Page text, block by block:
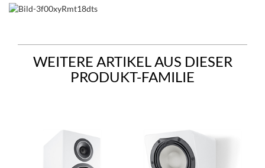
WEITERE ARTIKEL AUS DIESER
PRODUKT-FAMILIE